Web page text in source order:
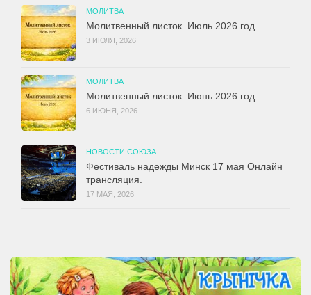
МОЛИТВА
Молитвенный листок. Июль 2026 год
3 ИЮЛЯ, 2026
МОЛИТВА
Молитвенный листок. Июнь 2026 год
6 ИЮНЯ, 2026
НОВОСТИ СОЮЗА
Фестиваль надежды Минск 17 мая Онлайн
трансляция.
17 МАЯ, 2026